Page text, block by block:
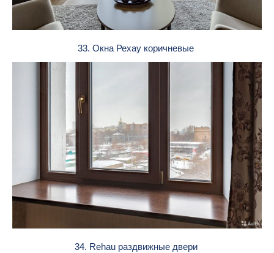
33. Окна Рехау коричневые
34. Rehau раздвижные двери